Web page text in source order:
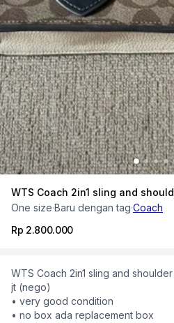
WTS Coach 2in1 sling and
One size·Baru dengan tag·Coach
Rp 2.800.000
WTS Coach 2in1 sling and
jt (nego)
• very good condition
• no box ada replacement box